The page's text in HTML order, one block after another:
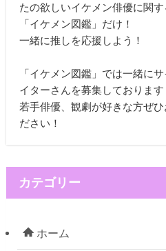
たの欲しいイケメン俳優に関
「イケメン図鑑」だけ！
一緒に推しを応援しよう！
「イケメン図鑑」では一緒に
イターさんを募集しております
若手俳優、観劇が好きな方ぜ
ださい！
カテゴリー
ホーム